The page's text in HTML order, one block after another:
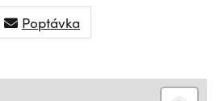
Poptávka